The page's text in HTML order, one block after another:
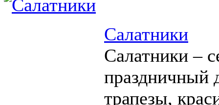
Салатники
Салатники –
праздничный
трапезы,